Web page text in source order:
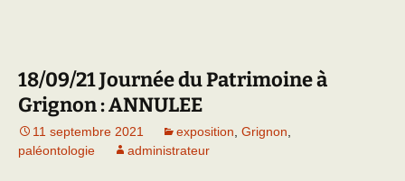
18/09/21 Journée du Patrimoine à
Grignon : ANNULEE
11 septembre 2021 exposition, Grignon,
paléontologie
administrateur